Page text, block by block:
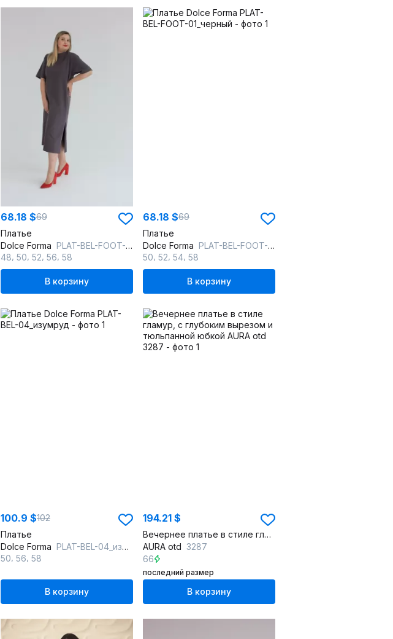
68.18 $69
Платье
Dolce Forma PLAT-BEL-FOOT-01_антрацитовый
48 50 52 56 58
В корзину
68.18 $69
Платье
Dolce Forma PLAT-BEL-FOOT-01_черный
50 52 54 58
В корзину
100.9 $102
Платье
Dolce Forma PLAT-BEL-04_изумруд
50 56 58
В корзину
194.21 $
Вечернее платье в стиле гламур, с глубоким вырезом и тюльпанной юбкой
AURA otd 3287
66
последний размер
В корзину